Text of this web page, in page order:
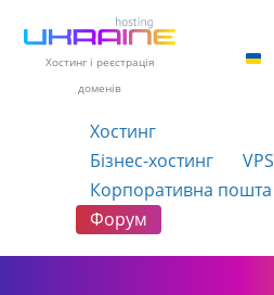
Хостинг і реєстрація
доменів
Хостинг
Бізнес-хостинг
VPS
Корпоративна пошта
Форум